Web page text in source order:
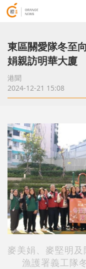
東區關愛隊冬至
娟親訪明華大廈
港聞
2024-12-21 15:08
麥美娟、麥堅明
漁護署義工隊